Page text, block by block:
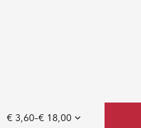
€ 3,60–€ 18,00